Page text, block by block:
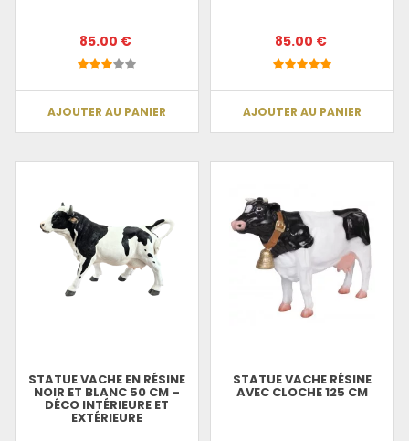
85.00 €
AJOUTER AU PANIER
85.00 €
AJOUTER AU PANIER
STATUE VACHE EN RÉSINE
NOIR ET BLANC 50 CM –
DÉCO INTÉRIEURE ET
EXTÉRIEURE
STATUE VACHE RÉSINE
AVEC CLOCHE 125 CM